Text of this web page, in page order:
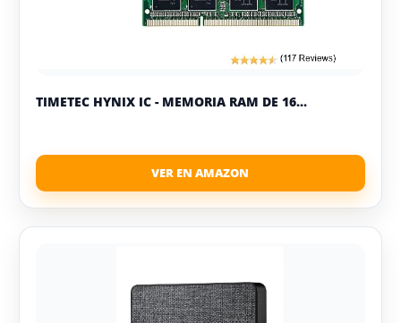
TIMETEC HYNIX IC - MEMORIA RAM DE 16...